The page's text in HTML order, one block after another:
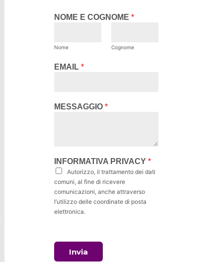
NOME E COGNOME *
Nome Cognome
EMAIL *
MESSAGGIO *
INFORMATIVA PRIVACY *
Autorizzo, il trattamento dei dati
comuni, al fine di ricevere
comunicazioni, anche attraverso
l’utilizzo delle coordinate di posta
elettronica.
Invia